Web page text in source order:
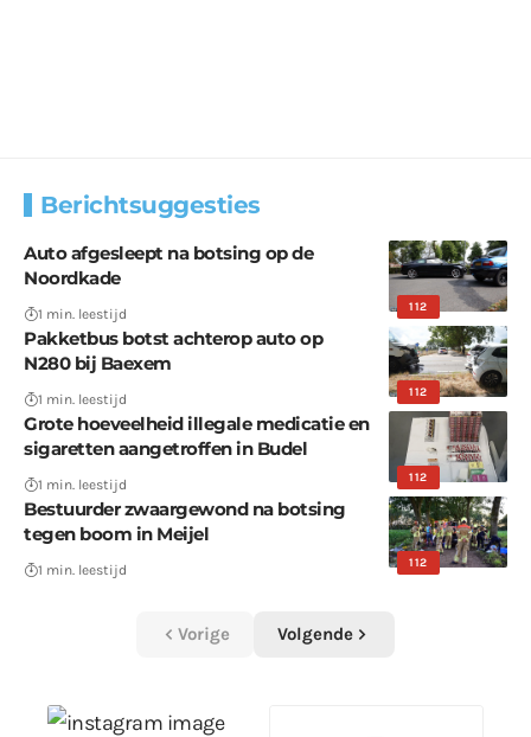
Berichtsuggesties
112
Auto afgesleept na botsing op de
Noordkade
1 min. leestijd
112
Pakketbus botst achterop auto op
N280 bij Baexem
1 min. leestijd
112
Grote hoeveelheid illegale medicatie en
sigaretten aangetroffen in Budel
1 min. leestijd
112
Bestuurder zwaargewond na botsing
tegen boom in Meijel
1 min. leestijd
Vorige Volgende